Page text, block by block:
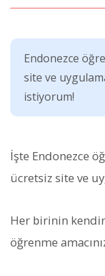
Endonezce
site ve
istiyorum!
İşte Endonezce
ücretsiz site ve
Her birinin
öğrenme